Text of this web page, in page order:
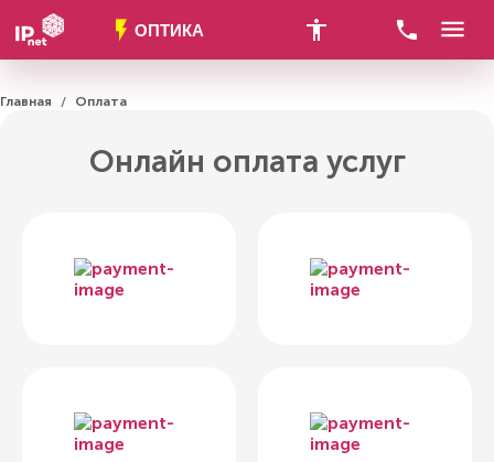
flash_on ОПТИКА accessibility_new
call menu
Главная / Оплата
Онлайн оплата услуг